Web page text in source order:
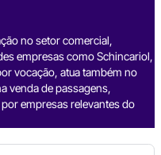
no setor comercial,
empresas como Schincariol,
vocação, atua também no
venda de passagens,
empresas relevantes do